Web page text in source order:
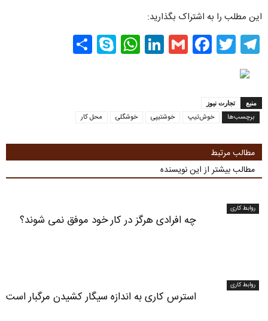
این مطلب را به اشتراک بگذارید:
Telegram
Twitter
Facebook
Gmail
LinkedIn
WhatsApp
Skype
منبع تجارت نیوز
برچسب‌ها خوش‌تیپ خوشتیپی خوشگلی محل کار
مطالب مرتبط
مطالب بیشتر از این نویسنده
روابط کاری
چه افرادی هرگز در کار خود موفق نمی شوند؟
روابط کاری
استرس کاری به اندازه سیگار کشیدن مرگبار است